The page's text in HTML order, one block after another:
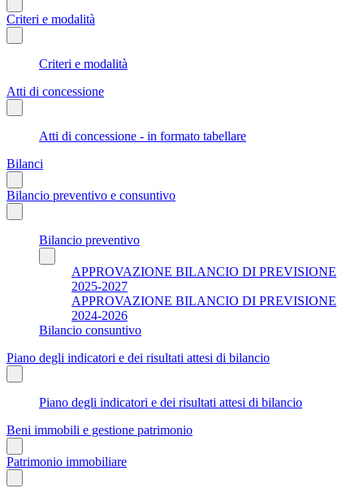
Criteri e modalità
Criteri e modalità
Atti di concessione
Atti di concessione - in formato tabellare
Bilanci
Bilancio preventivo e consuntivo
Bilancio preventivo
APPROVAZIONE BILANCIO DI PREVISIONE
2025-2027
APPROVAZIONE BILANCIO DI PREVISIONE
2024-2026
Bilancio consuntivo
Piano degli indicatori e dei risultati attesi di bilancio
Piano degli indicatori e dei risultati attesi di bilancio
Beni immobili e gestione patrimonio
Patrimonio immobiliare